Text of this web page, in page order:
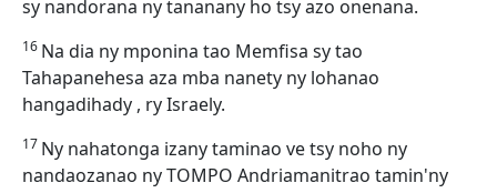
sy nandorana ny tananany ho tsy azo onenana.
16 Na dia ny mponina tao Memfisa sy tao
Tahapanehesa aza mba nanety ny lohanao
hangadihady , ry Israely.
17 Ny nahatonga izany taminao ve tsy noho ny
nandaozanao ny TOMPO Andriamanitrao tamin'ny